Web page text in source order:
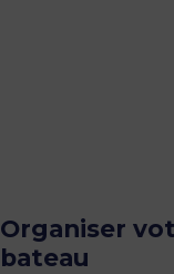
Organiser
bateau